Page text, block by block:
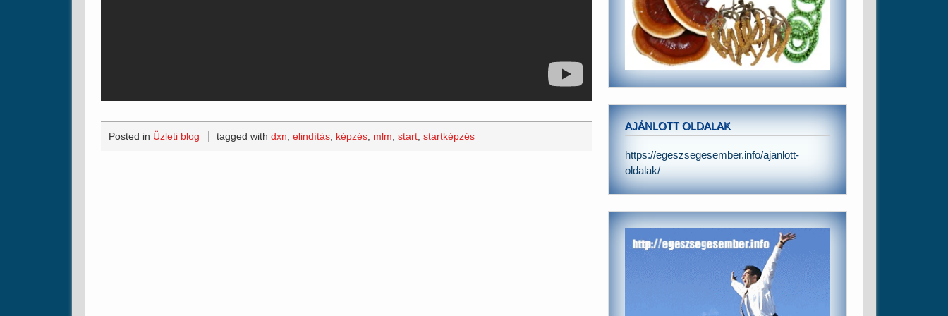
Posted in Üzleti blog tagged withdxn,elindítás, képzés, mlm,start,startképzés
AJÁNLOTT OLDALAK
https://egeszsegesember.info/ajanlott-
oldalak/